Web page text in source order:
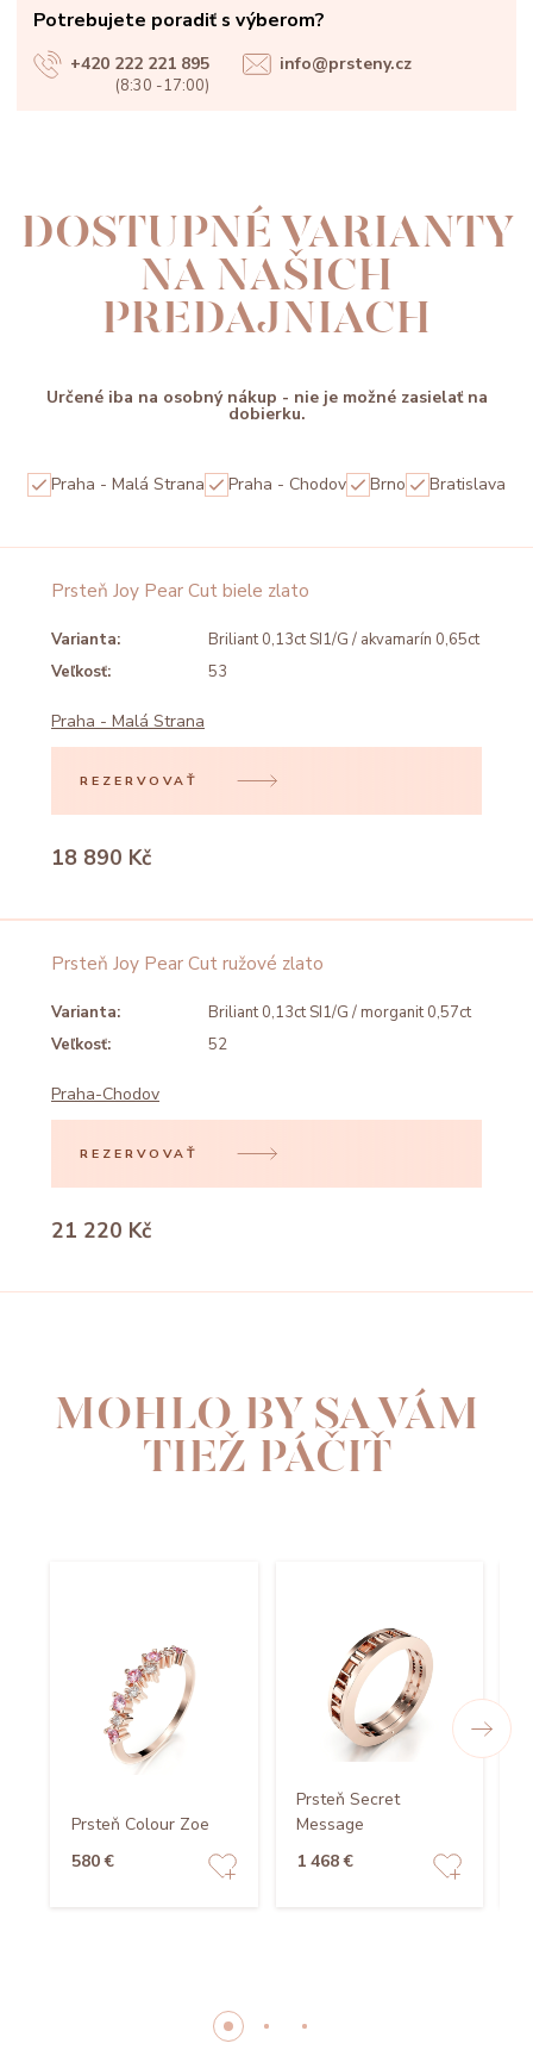
Potrebujete poradiť s výberom?
+420 222 221 895
(8:30 -17:00)
info@prsteny.cz
DOSTUPNÉ VARIANTY
NA NAŠICH
PREDAJNIACH
Určené iba na osobný nákup - nie je možné zasielať na
dobierku.
Praha - Malá Strana Praha - Chodov Brno Bratislava
Prsteň Joy Pear Cut biele zlato
Varianta:
Briliant 0,13ct SI1/G / akvamarín 0,65ct
Veľkosť:
53
Praha - Malá Strana
REZERVOVAŤ
18 890 Kč
Prsteň Joy Pear Cut ružové zlato
Varianta:
Briliant 0,13ct SI1/G / morganit 0,57ct
Veľkosť:
52
Praha-Chodov
REZERVOVAŤ
21 220 Kč
MOHLO BY SA VÁM
TIEŽ PÁČIŤ
Prsteň Colour Zoe
580 €
Prsteň Secret
Message
1 468 €